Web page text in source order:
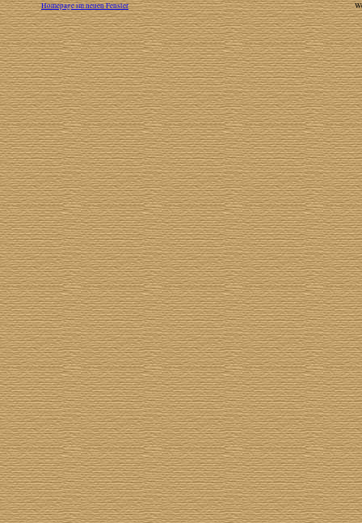
Homepage im neuen Fenster